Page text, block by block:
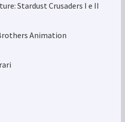
Stardust Crusaders I e II
Animation